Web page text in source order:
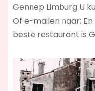
Gennep Limburg U
Of e-mailen naar:
beste restaurant is